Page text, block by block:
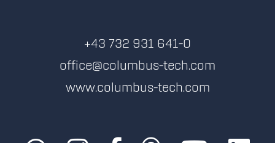
+43 732 931 641-0
office@columbus-tech.com
www.columbus-tech.com